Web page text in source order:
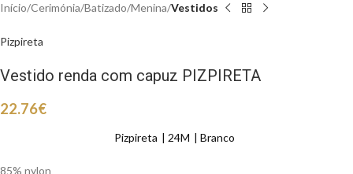
Início Cerimónia Batizado Menina Vestidos
Pizpireta
Vestido renda com capuz PIZPIRETA
22.76€
Pizpireta 24M Branco
85% nylon